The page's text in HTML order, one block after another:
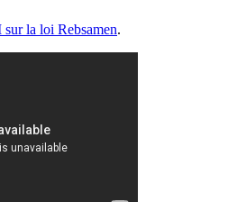
la loi Rebsamen.